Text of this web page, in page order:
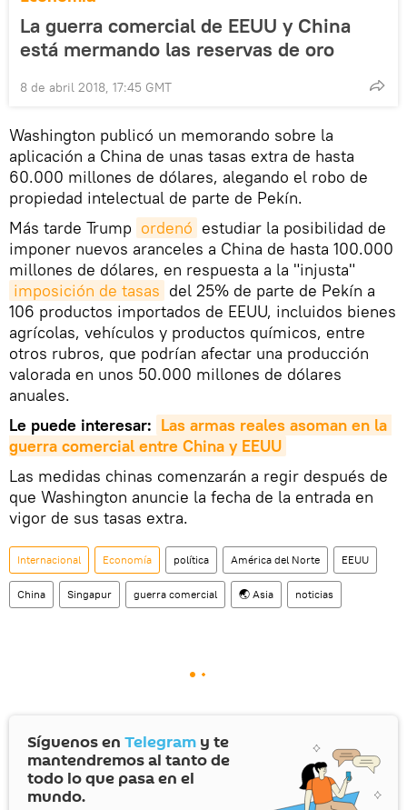
La guerra comercial de EEUU y China
está mermando las reservas de oro
8 de abril 2018, 17:45 GMT
Washington publicó un memorando sobre la
aplicación a China de unas tasas extra de hasta
60.000 millones de dólares, alegando el robo de
propiedad intelectual de parte de Pekín.
Más tarde Trump ordenó estudiar la posibilidad de
imponer nuevos aranceles a China de hasta 100.000
millones de dólares, en respuesta a la "injusta"
imposición de tasas del 25% de parte de Pekín a
106 productos importados de EEUU, incluidos bienes
agrícolas, vehículos y productos químicos, entre
otros rubros, que podrían afectar una producción
valorada en unos 50.000 millones de dólares
anuales.
Le puede interesar: Las armas reales asoman en la
guerra comercial entre China y EEUU
Las medidas chinas comenzarán a regir después de
que Washington anuncie la fecha de la entrada en
vigor de sus tasas extra.
Internacional Economía política América del Norte EEUU
China Singapur guerra comercial 🌏 Asia noticias
Síguenos en Telegram y te
mantendremos al tanto de
todo lo que pasa en el
mundo.